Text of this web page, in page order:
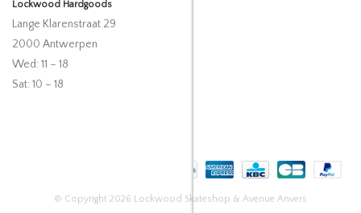
Lockwood Hardgoods
Lange Klarenstraat 29
2000 Antwerpen
Wed: 11 – 18
Sat: 10 – 18
© Copyright 2026 Lockwood Skateshop & Avenue Anvers